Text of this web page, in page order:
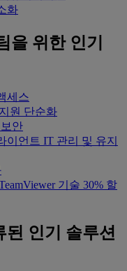
화
을 위한 인기
세스
원 단순화
안
이언트 IT 관리 및 유지
기술 30% 할
된 인기 솔루션